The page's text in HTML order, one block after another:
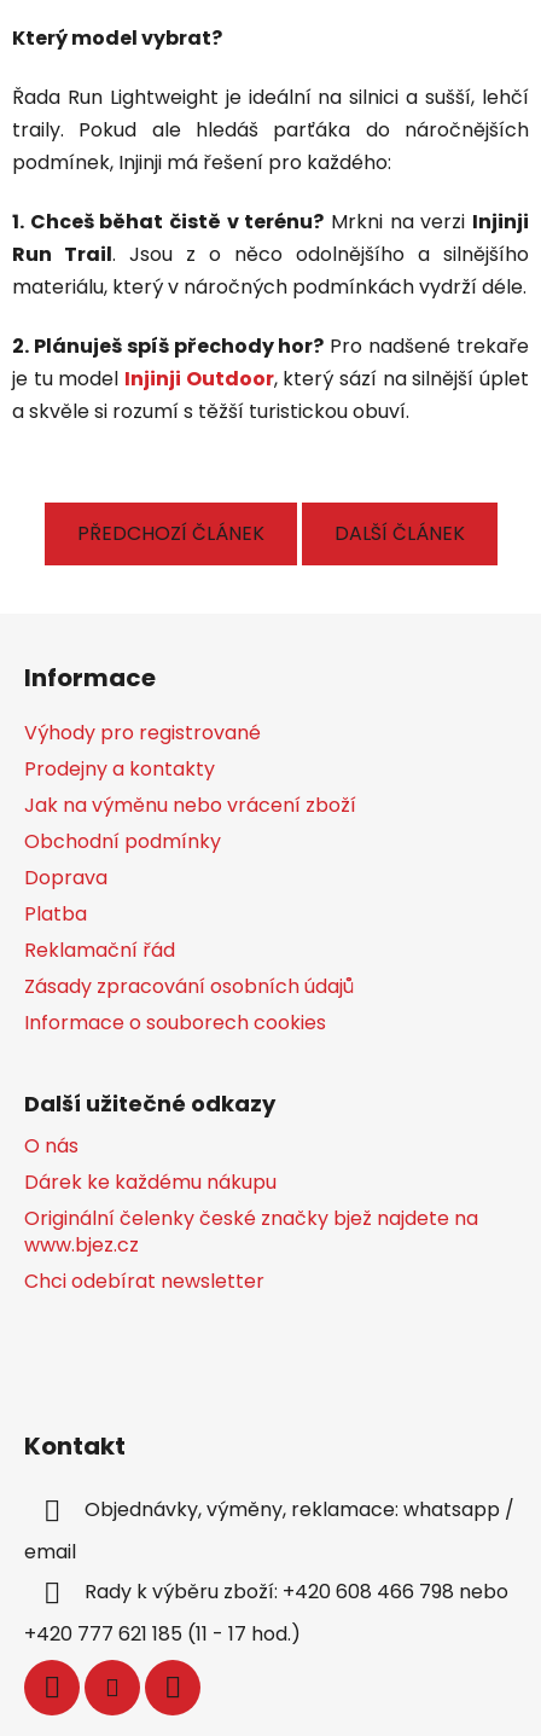
Který model vybrat?
Řada Run Lightweight je ideální na silnici a sušší, lehčí
traily. Pokud ale hledáš parťáka do náročnějších
podmínek, Injinji má řešení pro každého:
1. Chceš běhat čistě v terénu? Mrkni na verzi Injinji
Run Trail. Jsou z o něco odolnějšího a silnějšího
materiálu, který v náročných podmínkách vydrží déle.
2. Plánuješ spíš přechody hor? Pro nadšené trekaře
je tu model Injinji Outdoor, který sází na silnější úplet
a skvěle si rozumí s těžší turistickou obuví.
PŘEDCHOZÍ ČLÁNEK DALŠÍ ČLÁNEK
Informace
Výhody pro registrované
Prodejny a kontakty
Jak na výměnu nebo vrácení zboží
Obchodní podmínky
Doprava
Platba
Reklamační řád
Zásady zpracování osobních údajů
Informace o souborech cookies
Další užitečné odkazy
O nás
Dárek ke každému nákupu
Originální čelenky české značky bjež najdete na
www.bjez.cz
Chci odebírat newsletter
Kontakt
Objednávky, výměny, reklamace: whatsapp /
email
Rady k výběru zboží: +420 608 466 798 nebo
+420 777 621 185 (11 - 17 hod.)